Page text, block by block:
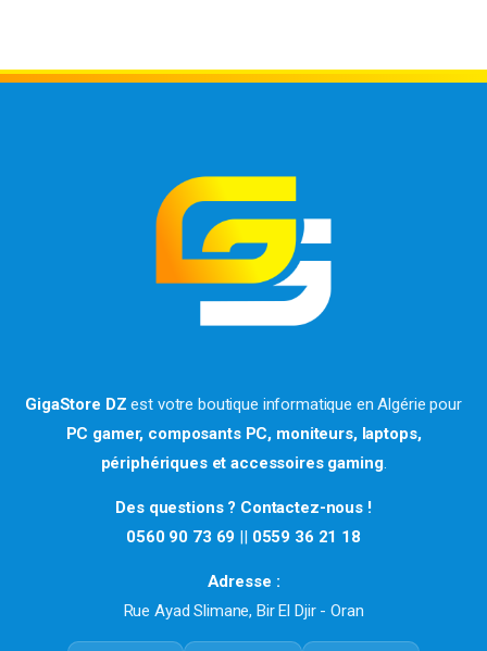
GigaStore DZ est votre boutique informatique en Algérie pour
PC gamer, composants PC, moniteurs, laptops,
périphériques et accessoires gaming.
Des questions ? Contactez-nous !
0560 90 73 69
0559 36 21 18
Adresse :
Rue Ayad Slimane, Bir El Djir - Oran